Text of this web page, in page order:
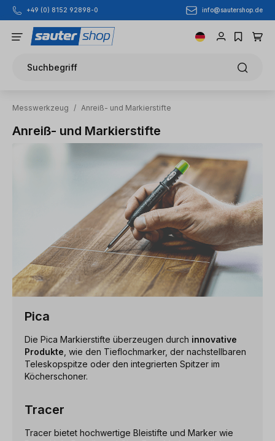
Zum Hauptinhalt springen
+49 (0) 8152 92898-0 info@sautershop.de
Suchbegriff
Messwerkzeug / Anreiß- und Markierstifte
Anreiß- und Markierstifte
Pica
Die Pica Markierstifte überzeugen durch innovative
Produkte , wie den Tieflochmarker, der nachstellbaren
Teleskopspitze oder den integrierten Spitzer im
Köcherschoner.
Tracer
Tracer bietet hochwertige Bleistifte und Marker wie